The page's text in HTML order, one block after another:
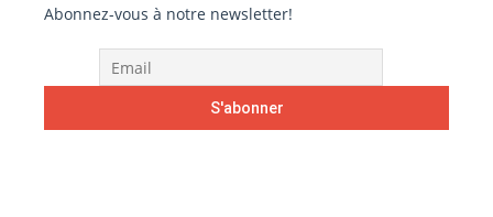
Abonnez-vous à notre newsletter!